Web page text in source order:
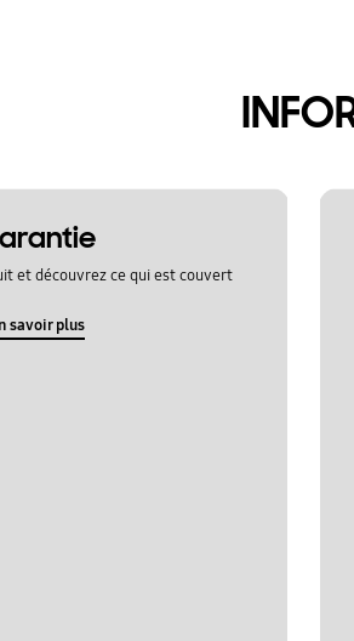
et découvrez ce qui est couvert
savoir plus